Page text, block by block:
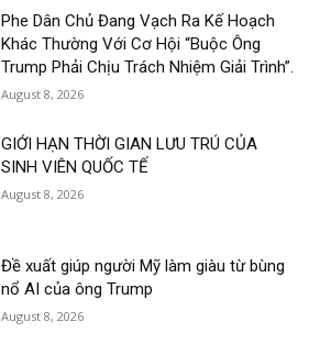
Phe Dân Chủ Đang Vạch Ra Kế Hoạch
Khác Thường Với Cơ Hội “Buộc Ông
Trump Phải Chịu Trách Nhiệm Giải Trình”.
August 8, 2026
GIỚI HẠN THỜI GIAN LƯU TRÚ CỦA
SINH VIÊN QUỐC TẾ
August 8, 2026
Đề xuất giúp người Mỹ làm giàu từ bùng
nổ AI của ông Trump
August 8, 2026